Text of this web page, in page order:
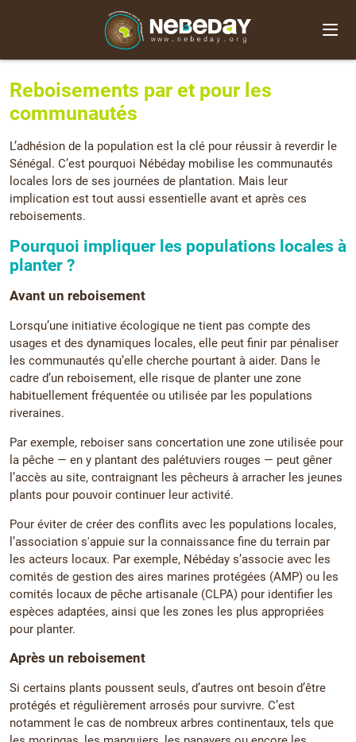
Reboisements par et pour les
communautés
L’adhésion de la population est la clé pour réussir à reverdir le
Sénégal. C’est pourquoi Nébéday mobilise les communautés
locales lors de ses journées de plantation. Mais leur
implication est tout aussi essentielle avant et après ces
reboisements.
Pourquoi impliquer les populations locales à
planter ?
Avant un reboisement
Lorsqu’une initiative écologique ne tient pas compte des
usages et des dynamiques locales, elle peut finir par pénaliser
les communautés qu’elle cherche pourtant à aider. Dans le
cadre d’un reboisement, elle risque de planter une zone
habituellement fréquentée ou utilisée par les populations
riveraines.
Par exemple, reboiser sans concertation une zone utilisée pour
la pêche — en y plantant des palétuviers rouges — peut gêner
l’accès au site, contraignant les pêcheurs à arracher les jeunes
plants pour pouvoir continuer leur activité.
Pour éviter de créer des conflits avec les populations locales,
l’association s'appuie sur la connaissance fine du terrain par
les acteurs locaux. Par exemple, Nébéday s’associe avec les
comités de gestion des aires marines protégées (AMP) ou les
comités locaux de pêche artisanale (CLPA) pour identifier les
espèces adaptées, ainsi que les zones les plus appropriées
pour planter.
Après un reboisement
Si certains plants poussent seuls, d’autres ont besoin d’être
protégés et régulièrement arrosés pour survivre. C’est
notamment le cas de nombreux arbres continentaux, tels que